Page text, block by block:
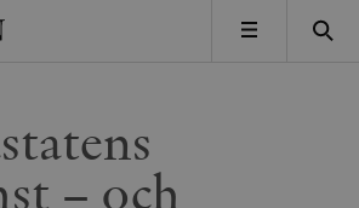
MENY
– och